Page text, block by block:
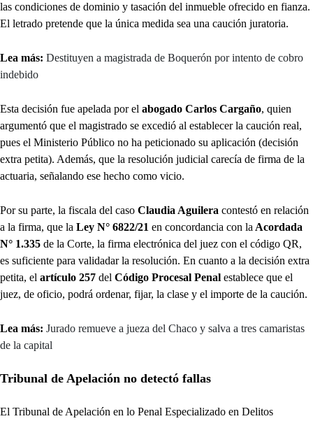
las condiciones de dominio y tasación del inmueble ofrecido en fianza.
El letrado pretende que la única medida sea una caución juratoria.
Lea más: Destituyen a magistrada de Boquerón por intento de cobro
indebido
Esta decisión fue apelada por el abogado Carlos Cargaño, quien
argumentó que el magistrado se excedió al establecer la caución real,
pues el Ministerio Público no ha peticionado su aplicación (decisión
extra petita). Además, que la resolución judicial carecía de firma de la
actuaria, señalando ese hecho como vicio.
Por su parte, la fiscala del caso Claudia Aguilera contestó en relación
a la firma, que la Ley N° 6822/21 en concordancia con la Acordada
N° 1.335 de la Corte, la firma electrónica del juez con el código QR,
es suficiente para validadar la resolución. En cuanto a la decisión extra
petita, el artículo 257 del Código Procesal Penal establece que el
juez, de oficio, podrá ordenar, fijar, la clase y el importe de la caución.
Lea más: Jurado remueve a jueza del Chaco y salva a tres camaristas
de la capital
Tribunal de Apelación no detectó fallas
El Tribunal de Apelación en lo Penal Especializado en Delitos